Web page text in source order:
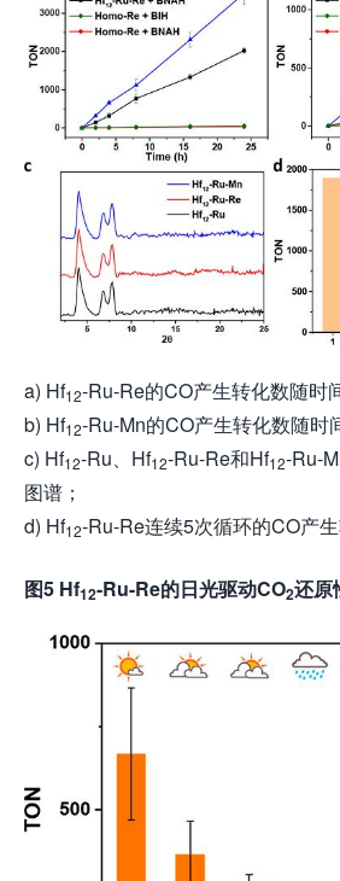
a) Hf12-Ru-Re的CO产生转化数随时
b) Hf12-Ru-Mn的CO产生转化数随时
c) Hf12-Ru、Hf12-Ru-Re和Hf12-Ru-
图谱；
d) Hf12-Ru-Re连续5次循环的CO产生
图5 Hf12-Ru-Re的日光驱动CO2还原